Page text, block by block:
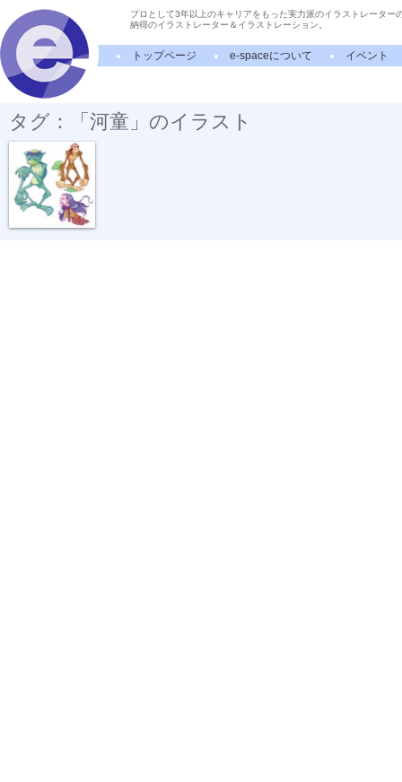
プロとして3年以上のキャリアをもった実力派のイラストレーター
納得のイラストレーター＆イラストレーション。
トップページ e-spaceについて イベント
タグ：「河童」のイラスト
妖怪